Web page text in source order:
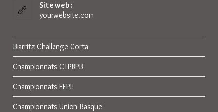
Site web :
yourwebsite.com
Biarritz Challenge Corta
Championnats CTPBPB
Championnats FFPB
Championnats Union Basque